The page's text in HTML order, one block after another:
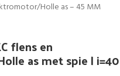
/Holle as – 45 MM
flens en
as met spie | i=40